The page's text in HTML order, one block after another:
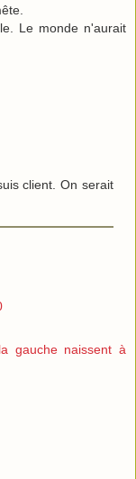
Le monde n'aurait
client. On serait
gauche naissent à